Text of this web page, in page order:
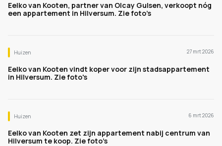
Eelko van Kooten, partner van Olcay Gulsen, verkoopt nóg
een appartement in Hilversum. Zie foto’s
Huizen 27 mrt 2026
Eelko van Kooten vindt koper voor zijn stadsappartement
in Hilversum. Zie foto's
Huizen 6 mrt 2026
Eelko van Kooten zet zijn appartement nabij centrum van
Hilversum te koop. Zie foto’s